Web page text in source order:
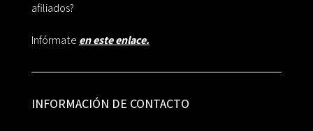
afiliados?
Infórmate en este enlace.
INFORMACIÓN DE CONTACTO